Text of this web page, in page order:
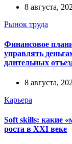
8 августа,
Рынок труда
Финансовое
управлять
длительных
8 августа,
Карьера
Soft skills: какие
роста в XXI веке